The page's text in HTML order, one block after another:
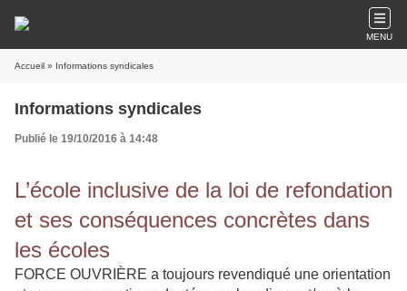
MENU
Accueil » Informations syndicales
Informations syndicales
Publié le 19/10/2016 à 14:48
L’école inclusive de la loi de refondation
et ses conséquences concrètes dans
les écoles
FORCE OUVRIÈRE a toujours revendiqué une orientation